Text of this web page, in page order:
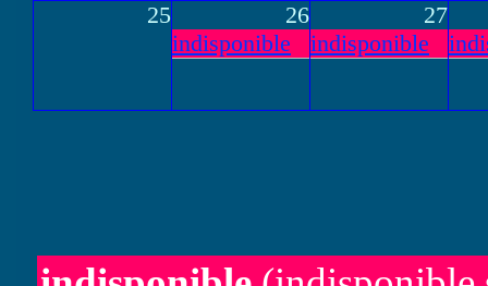
25
26
indisponible
27
indisponible